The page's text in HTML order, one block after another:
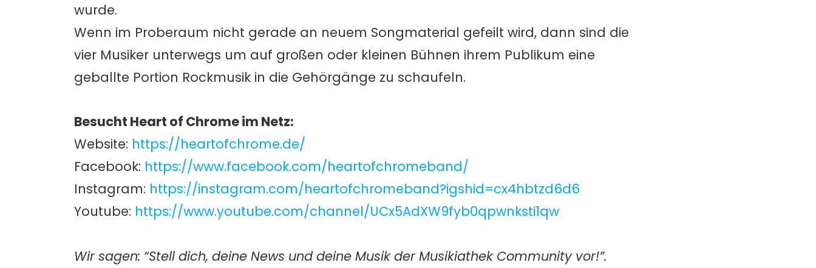
wurde.
Wenn im Proberaum nicht gerade an neuem Songmaterial gefeilt wird, dann sind die
vier Musiker unterwegs um auf großen oder kleinen Bühnen ihrem Publikum eine
geballte Portion Rockmusik in die Gehörgänge zu schaufeln.
Besucht Heart of Chrome im Netz:
Website: https://heartofchrome.de/
Facebook: https://www.facebook.com/heartofchromeband/
Instagram: https://instagram.com/heartofchromeband?igshid=cx4hbtzd6d6
Youtube: https://www.youtube.com/channel/UCx5AdXW9fyb0qpwnksti1qw
Wir sagen: “Stell dich, deine News und deine Musik der Musikiathek Community vor!”.